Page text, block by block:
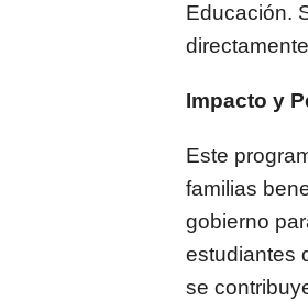
Educación.
Impacto y
Este
familias
gobierno
estudiantes
se